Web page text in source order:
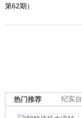
第62期）
纪实台
热门推荐